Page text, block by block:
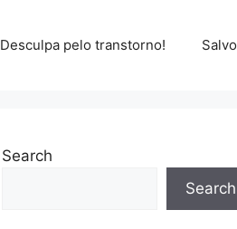
Desculpa pelo transtorno! Salvo
Search
Search